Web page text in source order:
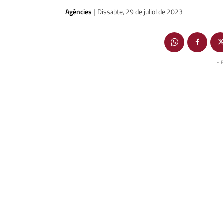
Agències | Dissabte, 29 de juliol de 2023
-